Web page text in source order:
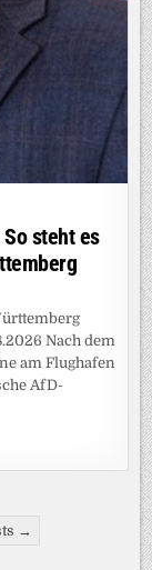
steht es
Nach dem
am Flughafen
AfD-
→